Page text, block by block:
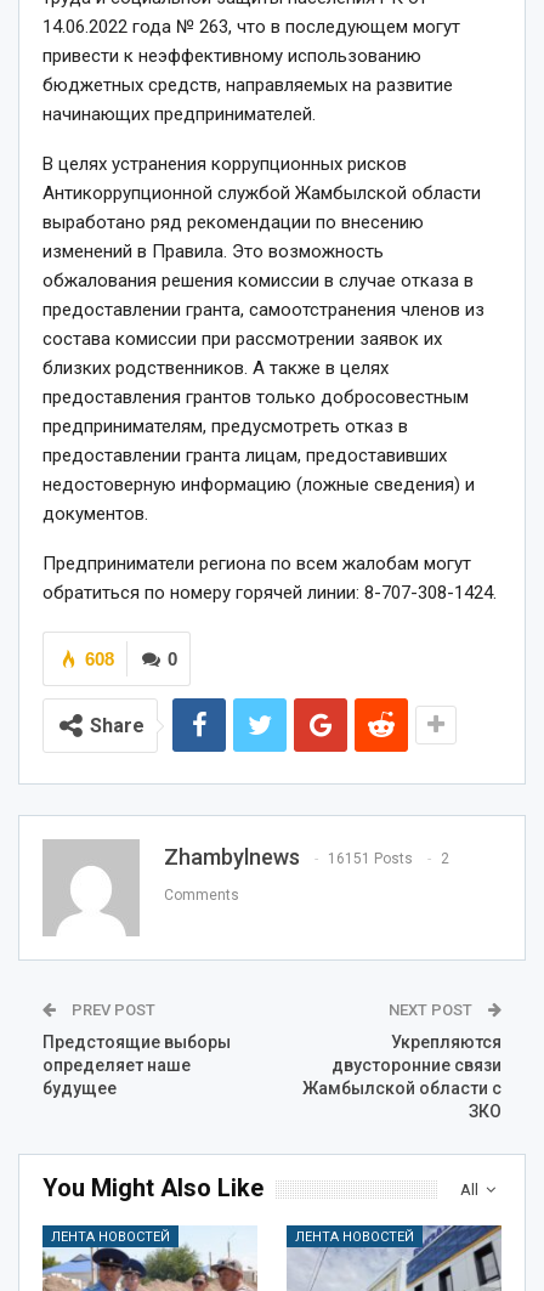
14.06.2022 года № 263, что в последующем могут
привести к неэффективному использованию
бюджетных средств, направляемых на развитие
начинающих предпринимателей.
В целях устранения коррупционных рисков
Антикоррупционной службой Жамбылской области
выработано ряд рекомендации по внесению
изменений в Правила. Это возможность
обжалования решения комиссии в случае отказа в
предоставлении гранта, самоотстранения членов из
состава комиссии при рассмотрении заявок их
близких родственников. А также в целях
предоставления грантов только добросовестным
предпринимателям, предусмотреть отказ в
предоставлении гранта лицам, предоставивших
недостоверную информацию (ложные сведения) и
документов.
Предприниматели региона по всем жалобам могут
обратиться по номеру горячей линии: 8-707-308-1424.
0
608
Share
Zhambylnews 16151 Posts 2
Comments
PREV POST
Предстоящие выборы
определяет наше
будущее
NEXT POST
Укрепляются
двусторонние связи
Жамбылской области с
ЗКО
All
You Might Also Like
ЛЕНТА НОВОСТЕЙ ЛЕНТА НОВОСТЕЙ